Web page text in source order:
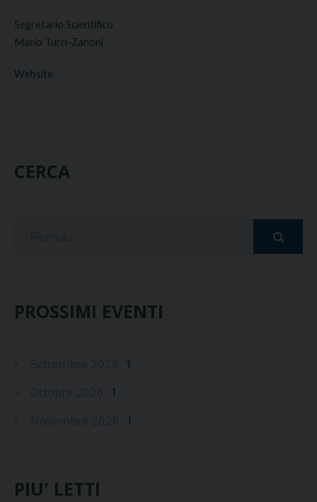
Segretario Scientifico
Mario Turri-Zanoni
Website
CERCA
PROSSIMI EVENTI
1
1
1
PIU' LETTI